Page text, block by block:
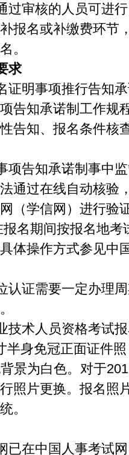
过审核的人员可进
报名或补缴费环节
。
求
证明事项推行告知
告知承诺制工作规
告知、报名条件核
项告知承诺制事中
通过在线自动核验
（学信网）进行验
名期间按报名地
体操作方式参见中
认证需要一定办理
技术人员资格考试
半身免冠正面证件
景为白色。对于
照片更换。报名照
。
已在中国人事考试